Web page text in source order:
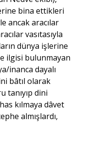
bina ettikleri
ancak aracılar
vasıtasıyla
dünya işlerine
ilgisi bulunmayan
inanca dayalı
bâtıl olarak
tanıyıp dini
kılmaya dâvet
almışlardı,